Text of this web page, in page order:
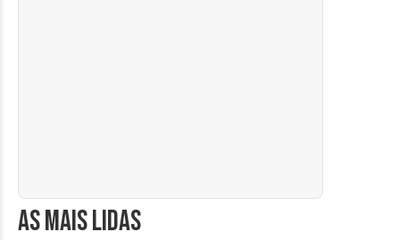
AS MAIS LIDAS